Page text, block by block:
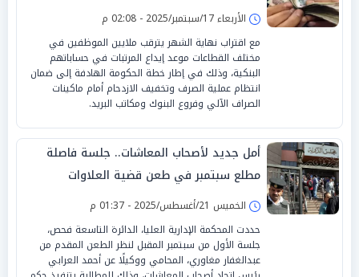
الأربعاء 17/سبتمبر/2025 - 02:08 م
مع اقتراب نهاية الشهر يترقب ملايين الموظفين في
مختلف القطاعات موعد إيداع المرتبات في حساباتهم
البنكية، وذلك في إطار خطة الحكومة الهادفة إلى ضمان
انتظام عملية الصرف وتخفيف الازدحام أمام ماكينات
الصراف الآلي وفروع البنوك ومكاتب البريد.
أمل جديد لأصحاب المعاشات.. جلسة فاصلة
مطلع سبتمبر في طعن قضية العلاوات
الخميس 21/أغسطس/2025 - 01:37 م
حددت المحكمة الإدارية العليا، الدائرة التاسعة فحص،
جلسة الأول من سبتمبر المقبل لنظر الطعن المقدم من
عبدالغفار مغاوري، المحامي ووكيلًا عن أحمد العرابي